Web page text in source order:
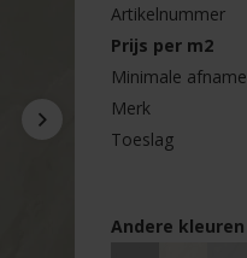
Artikelnummer
Prijs per m2
Minimale afname
Merk
Toeslag
Andere kleuren